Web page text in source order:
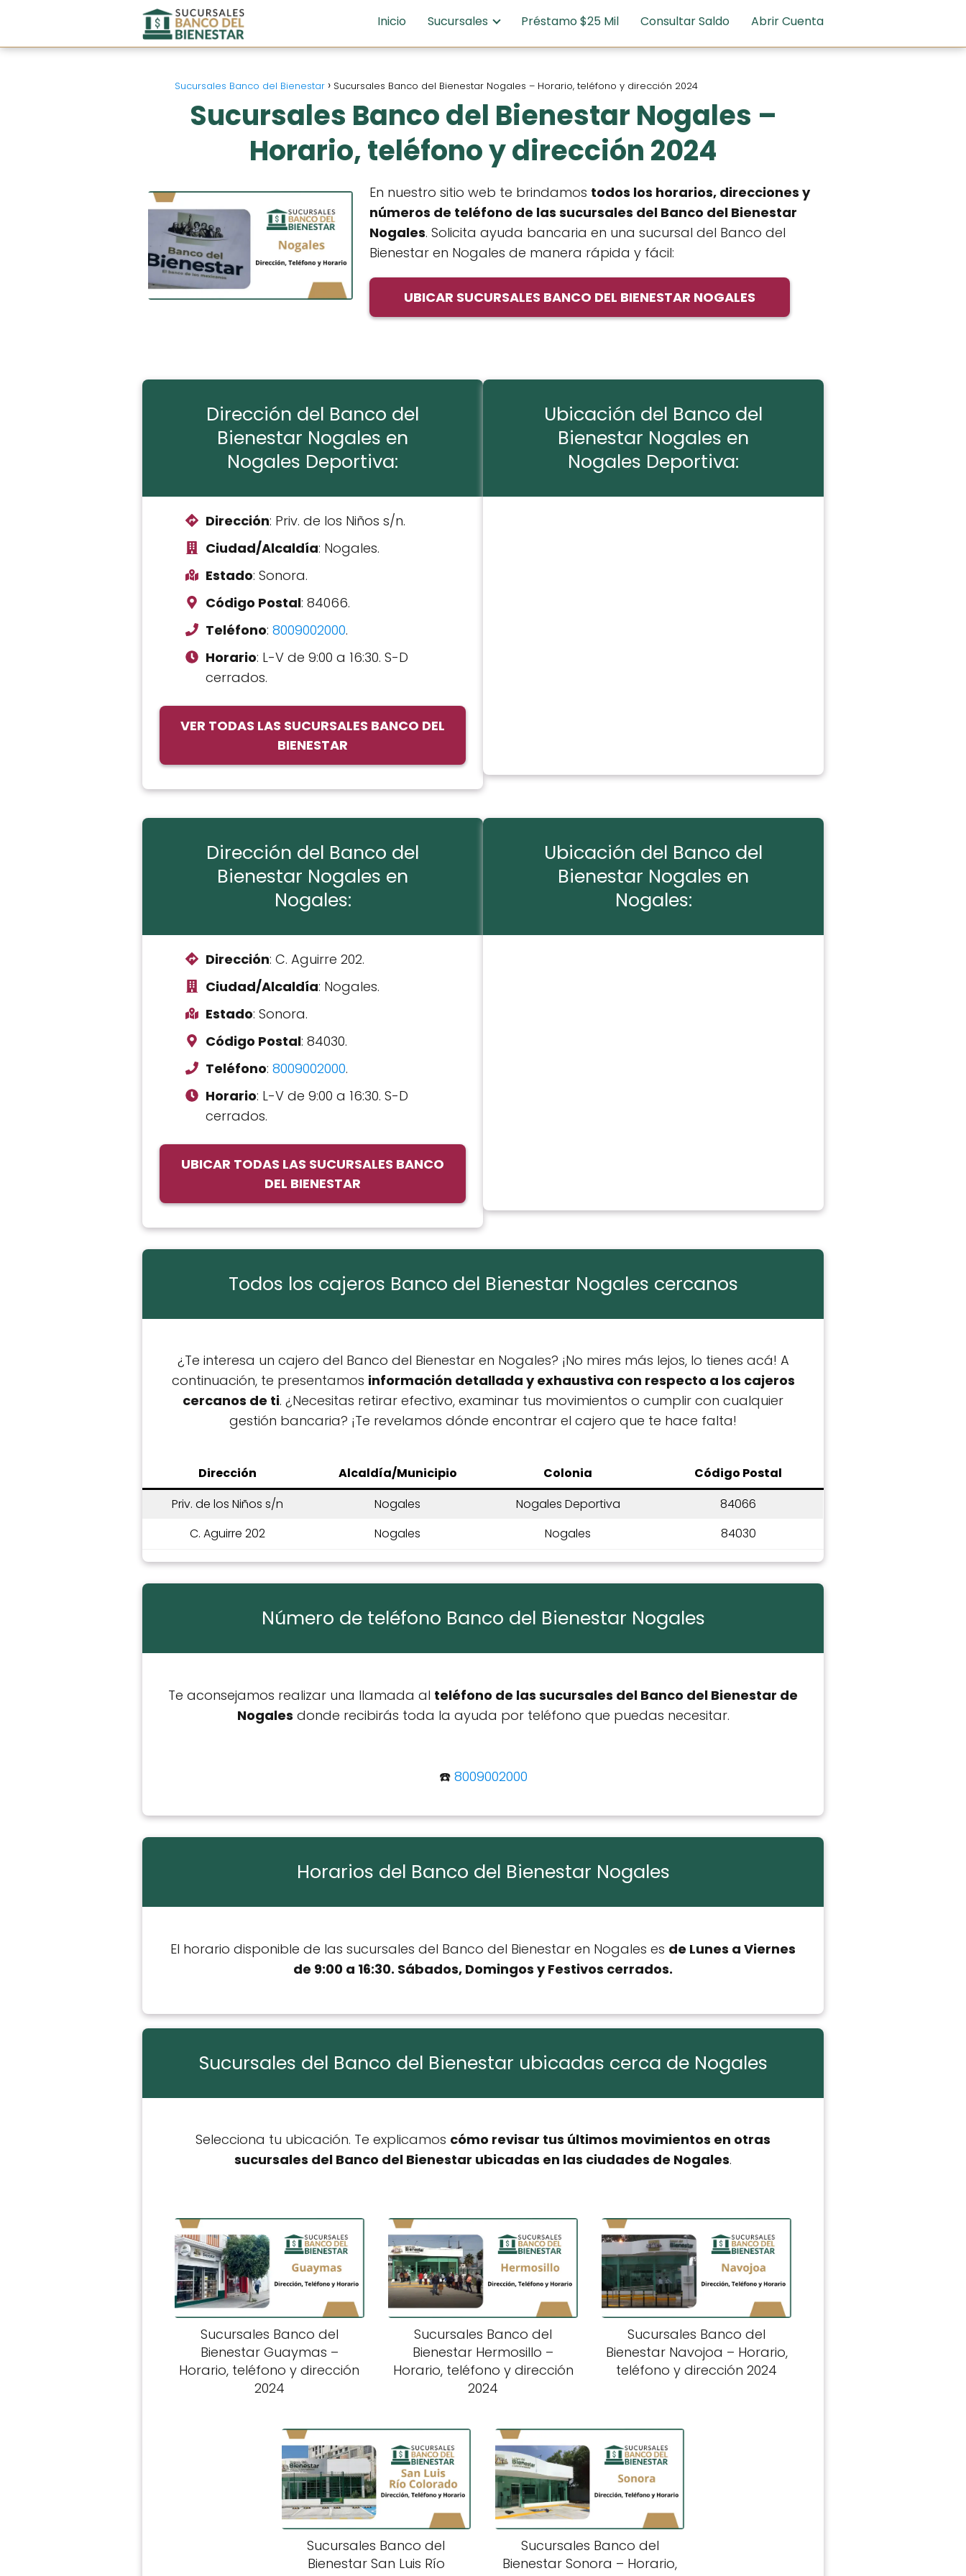
Inicio Sucursales Préstamo $25 Mil Consultar Saldo Abrir Cuenta
Sucursales Banco del Bienestar Sucursales Banco del Bienestar Nogales – Horario, teléfono y dirección 2024
Sucursales Banco del Bienestar Nogales –
Horario, teléfono y dirección 2024
En nuestro sitio web te brindamos todos los horarios, direcciones y
números de teléfono de las sucursales del Banco del Bienestar
Nogales. Solicita ayuda bancaria en una sucursal del Banco del
Bienestar en Nogales de manera rápida y fácil:
UBICAR SUCURSALES BANCO DEL BIENESTAR NOGALES
Dirección del Banco del
Bienestar Nogales en
Nogales Deportiva:
Dirección: Priv. de los Niños s/n.
Ciudad/Alcaldía: Nogales.
Estado: Sonora.
Código Postal: 84066.
Teléfono: 8009002000.
Horario: L-V de 9:00 a 16:30. S-D
cerrados.
VER TODAS LAS SUCURSALES BANCO DEL
BIENESTAR
Ubicación del Banco del
Bienestar Nogales en
Nogales Deportiva:
Dirección del Banco del
Bienestar Nogales en
Nogales:
Dirección: C. Aguirre 202.
Ciudad/Alcaldía: Nogales.
Estado: Sonora.
Código Postal: 84030.
Teléfono: 8009002000.
Horario: L-V de 9:00 a 16:30. S-D
cerrados.
UBICAR TODAS LAS SUCURSALES BANCO
DEL BIENESTAR
Ubicación del Banco del
Bienestar Nogales en
Nogales:
Todos los cajeros Banco del Bienestar Nogales cercanos
¿Te interesa un cajero del Banco del Bienestar en Nogales? ¡No mires más lejos, lo tienes acá! A
continuación, te presentamos información detallada y exhaustiva con respecto a los cajeros
cercanos de ti. ¿Necesitas retirar efectivo, examinar tus movimientos o cumplir con cualquier
gestión bancaria? ¡Te revelamos dónde encontrar el cajero que te hace falta!
Dirección Alcaldía/Municipio Colonia Código Postal
Priv. de los Niños s/n
Nogales Nogales Deportiva
84066
C. Aguirre 202
Nogales Nogales 84030
Número de teléfono Banco del Bienestar Nogales
Te aconsejamos realizar una llamada al teléfono de las sucursales del Banco del Bienestar de
Nogales donde recibirás toda la ayuda por teléfono que puedas necesitar.
☎️ 8009002000
Horarios del Banco del Bienestar Nogales
El horario disponible de las sucursales del Banco del Bienestar en Nogales es de Lunes a Viernes
de 9:00 a 16:30. Sábados, Domingos y Festivos cerrados.
Sucursales del Banco del Bienestar ubicadas cerca de Nogales
Selecciona tu ubicación. Te explicamos cómo revisar tus últimos movimientos en otras
sucursales del Banco del Bienestar ubicadas en las ciudades de Nogales.
Sucursales Banco del
Bienestar Guaymas –
Horario, teléfono y dirección
2024
Sucursales Banco del
Bienestar Hermosillo –
Horario, teléfono y dirección
2024
Sucursales Banco del
Bienestar Navojoa – Horario,
teléfono y dirección 2024
Sucursales Banco del
Bienestar San Luis Río
Sucursales Banco del
Bienestar Sonora – Horario,